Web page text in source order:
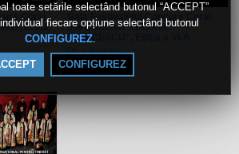
toate setările selectând butonul “ACCEPT”
fiecare opțiune selectând butonul
CONFIGUREZ.
CONFIGUREZ
Coral
editia
Gala Festivalului Concurs Coral
Internațional "GAVRIIL
MUSICESCU", Ediția a VI-A
De: Laurenţiu
Acum 8 ani
Vizualizări: 325